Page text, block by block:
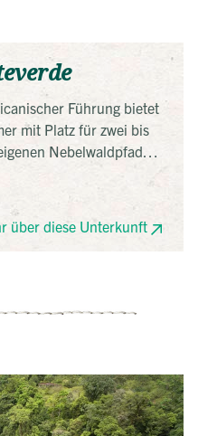
Führung bietet
mit Platz für zwei bis
Nebelwaldpfad
über diese Unterkunft